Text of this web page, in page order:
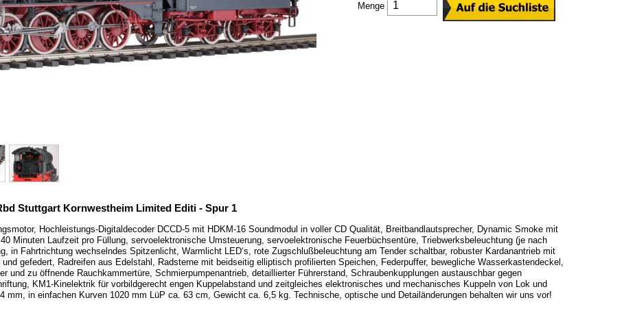
Menge
Stuttgart Kornwestheim Limited Editi - Spur 1
Hochleistungs-Digitaldecoder DCCD-5 mit HDKM-16 Soundmodul in voller CD Qualität, Breitbandlautsprecher, Dynamic Smoke mit
Minuten Laufzeit pro Füllung, servoelektronische Umsteuerung, servoelektronische Feuerbüchsentüre, Triebwerksbeleuchtung (je nach
in Fahrtrichtung wechselndes Spitzenlicht, Warmlicht LED‘s, rote Zugschlußbeleuchtung am Tender schaltbar, robuster Kardanantrieb mit
gefedert, Radreifen aus Edelstahl, Radsterne mit beidseitig elliptisch profilierten Speichen, Federpuffer, bewegliche Wasserkastendeckel,
und zu öffnende Rauchkammertüre, Schmierpumpenantrieb, detaillierter Führerstand, Schraubenkupplungen austauschbar gegen
KM1-Kinelektrik für vorbildgerecht engen Kuppelabstand und zeitgleiches elektronisches und mechanisches Kuppeln von Lok und
mm, in einfachen Kurven 1020 mm LüP ca. 63 cm, Gewicht ca. 6,5 kg. Technische, optische und Detailänderungen behalten wir uns vor!